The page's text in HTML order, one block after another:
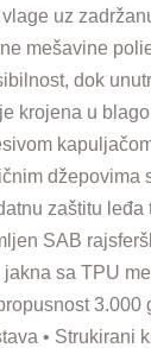
uz
mešavine
dok
krojena u
džepovima
zaštitu leđa
SAB
jakna sa TPU
3.000
• Strukirani